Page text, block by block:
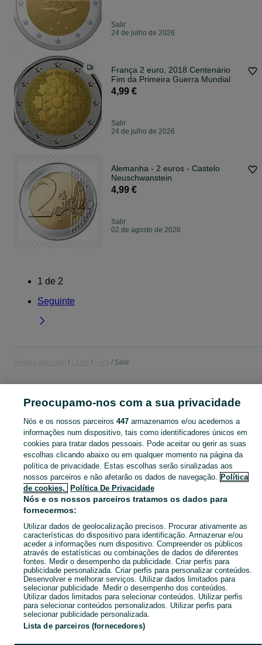
Salir
24 de julho de 2026
França 2 euro, 2018 Centenário
Fim da Primeira Guerra Mundial
4,99 €
Salir
24 de julho de 2026
Alemanha - 2 euros - Castelo
Neuschwanstein
4,99 €
Salir
02 de agosto de 2026
1 de 2
Seguinte
Salir
CATEGORIA
Navegue pelos últimos anúncios de Lazer em Salir no OLX Portugal. Compre e venda produtos locais com facilidade e segurança. Mostrar
Mapa do site
Mapa das freguesias
Mapa de mini-sites
Pesquisas populares
Preocupamo-nos com a sua privacidade
Nós e os nossos parceiros 447armazenamos e/ou acedemos a
informações num dispositivo, tais como identificadores únicos em
cookies para tratar dados pessoais. Pode aceitar ou gerir as suas
escolhas clicando abaixo ou em qualquer momento na página da
política de privacidade. Estas escolhas serão sinalizadas aos
nossos parceiros e não afetarão os dados de navegação. Política
de cookies,
Política De Privacidade
Nós e os nossos parceiros tratamos os dados para
fornecermos:
Utilizar dados de geolocalização precisos. Procurar ativamente as
características do dispositivo para identificação. Armazenar e/ou
aceder a informações num dispositivo. Compreender os públicos
através de estatísticas ou combinações de dados de diferentes
fontes. Medir o desempenho da publicidade. Criar perfis para
publicidade personalizada. Criar perfis para personalizar conteúdos.
Desenvolver e melhorar serviços. Utilizar dados limitados para
selecionar publicidade. Medir o desempenho dos conteúdos.
Utilizar dados limitados para selecionar conteúdos. Utilizar perfis
para selecionar conteúdos personalizados. Utilizar perfis para
selecionar publicidade personalizada.
Lista de parceiros (fornecedores)